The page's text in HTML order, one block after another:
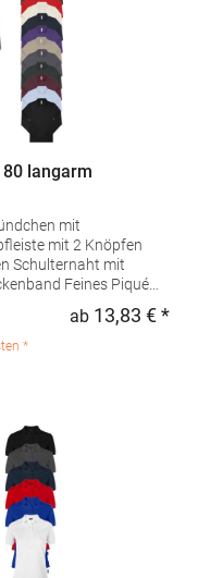
langarm
Piqué
geeignetBügeln
100%
ab 13,83 € *
*